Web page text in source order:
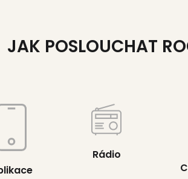
JAK POSLOUCHAT
Rádio